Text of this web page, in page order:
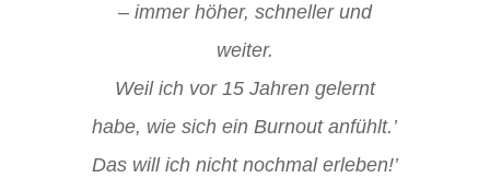
– immer höher, schneller und
weiter.
Weil ich vor 15 Jahren gelernt
habe, wie sich ein Burnout anfühlt.’
Das will ich nicht nochmal erleben!’